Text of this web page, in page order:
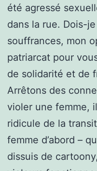
été agressé
dans la rue. Dois-
souffrances, mon
patriarcat pour
de solidarité et de
Arrêtons des
violer une femme,
ridicule de la
femme d’abord –
dissuis de